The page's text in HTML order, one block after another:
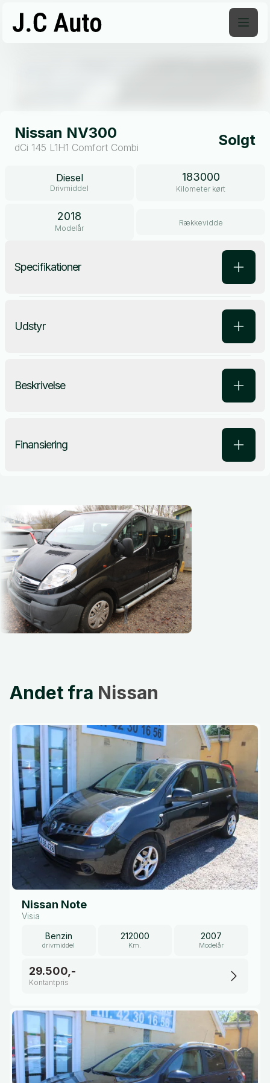
Nissan NV300
dCi 145 L1H1 Comfort Combi Solgt
Diesel
Drivmiddel
183000
Kilometer kørt
2018
Modelår
Rækkevidde
Specifikationer
Udstyr
Beskrivelse
Finansiering
Andet fra Nissan
Nissan Note
Visia
Benzin
drivmiddel
212000
Km.
2007
Modelår
29.500,-
Kontantpris